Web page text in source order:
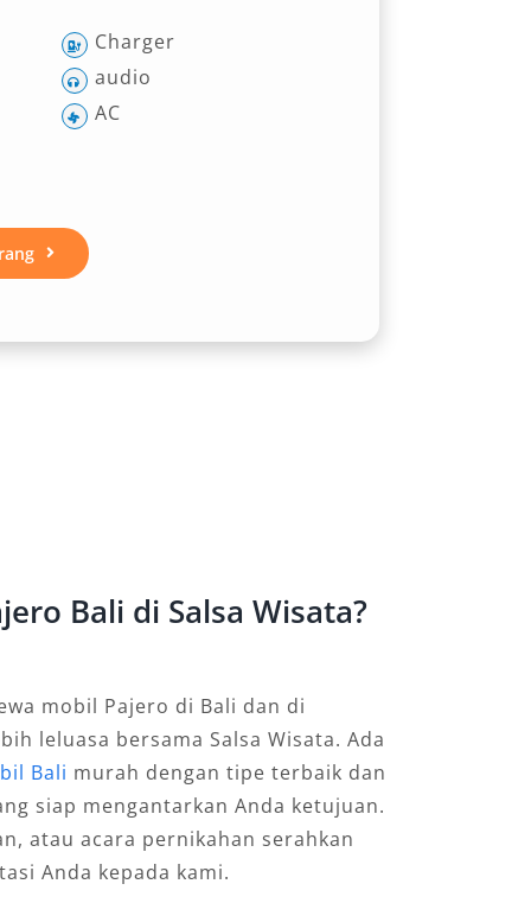
Charger
audio
AC
Bali di Salsa Wisata?
mobil Pajero di Bali dan di
leluasa bersama Salsa Wisata. Ada
Bali murah dengan tipe terbaik dan
siap mengantarkan Anda ketujuan.
atau acara pernikahan serahkan
Anda kepada kami.